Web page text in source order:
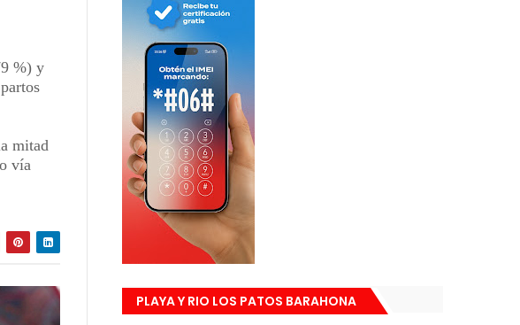
%) y
mitad
vía
PLAYA Y RIO LOS PATOS BARAHONA